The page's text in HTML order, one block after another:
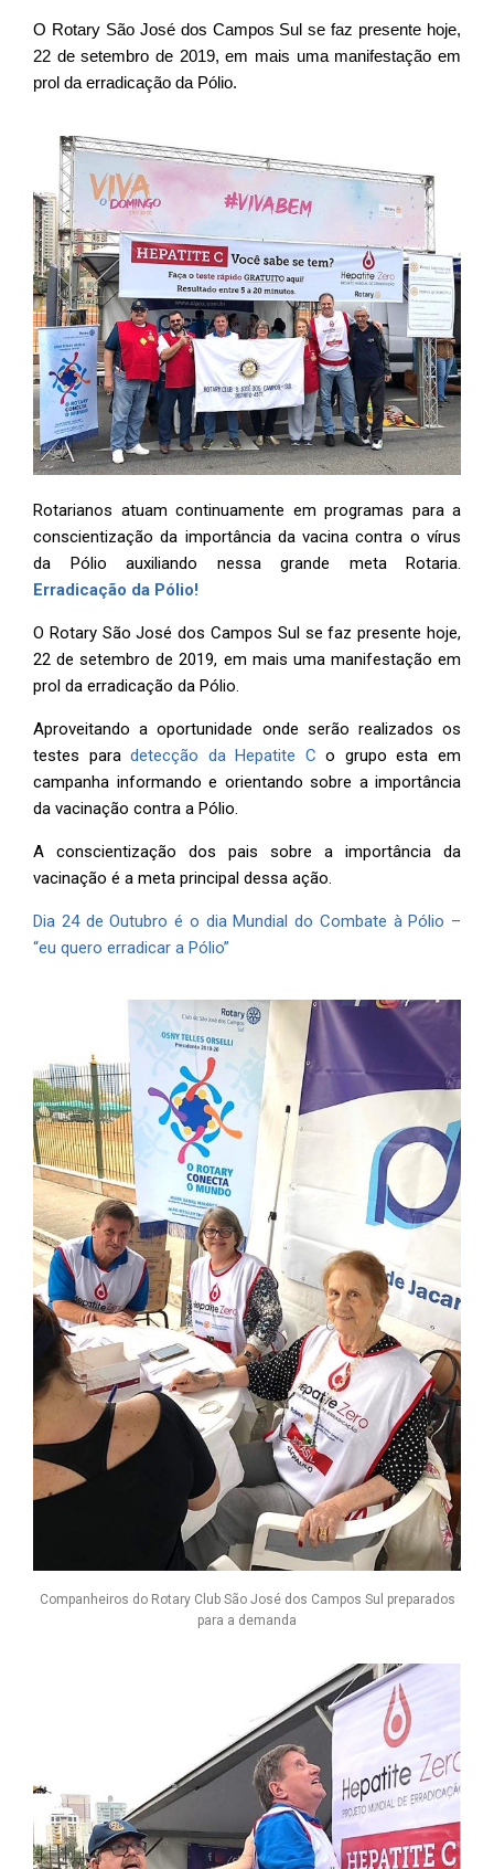
O Rotary São José dos Campos Sul se faz presente hoje,
22 de setembro de 2019, em mais uma manifestação em
prol da erradicação da Pólio.
Rotarianos atuam continuamente em programas para a
conscientização da importância da vacina contra o vírus
da Pólio auxiliando nessa grande meta Rotaria.
Erradicação da Pólio!
O Rotary São José dos Campos Sul se faz presente hoje,
22 de setembro de 2019, em mais uma manifestação em
prol da erradicação da Pólio.
Aproveitando a oportunidade onde serão realizados os
testes paradetecção da Hepatite C o grupo esta em
campanha informando e orientando sobre a importância
da vacinação contra a Pólio.
A conscientização dos pais sobre a importância da
vacinação é a meta principal dessa ação.
Dia 24 de Outubro é o dia Mundial do Combate à Pólio –
“eu quero erradicar a Pólio”
Companheiros do Rotary Club São José dos Campos Sul preparados
para a demanda